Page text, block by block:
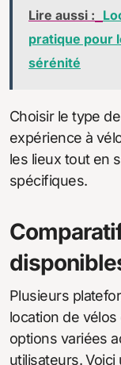
Lire aussi :
pratique pour
sérénité
Choisir le type
expérience à
les lieux tout en
spécifiques.
Plusieurs
location de
options variées
utilisateurs.